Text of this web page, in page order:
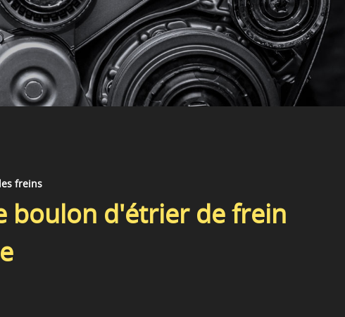
freins
boulon d'étrier de frein